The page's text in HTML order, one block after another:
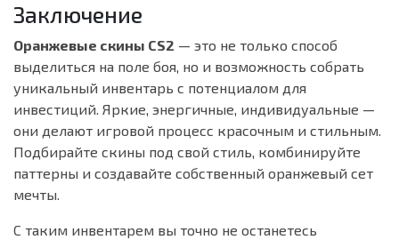
Заключение
Оранжевые скины CS2 — это не только способ
выделиться на поле боя, но и возможность собрать
уникальный инвентарь с потенциалом для
инвестиций. Яркие, энергичные, индивидуальные —
они делают игровой процесс красочным и стильным.
Подбирайте скины под свой стиль, комбинируйте
паттерны и создавайте собственный оранжевый сет
мечты.
С таким инвентарем вы точно не останетесь